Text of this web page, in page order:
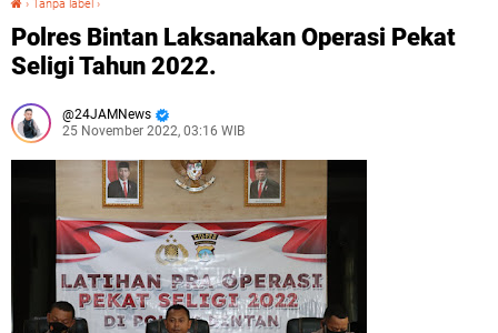
› Tanpa label ›
Polres Bintan Laksanakan Operasi Pekat
Seligi Tahun 2022.
24JAMNews
25 November 2022, 03:16 WIB